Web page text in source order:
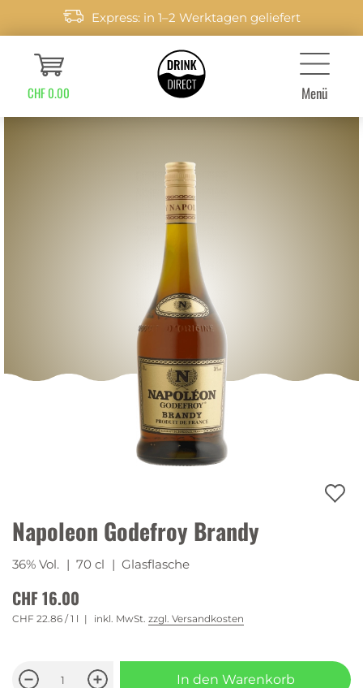
Express: in 1–2 Werktagen geliefert
CHF 0.00 Menü
Napoleon Godefroy Brandy
36% Vol. | 70 cl | Glasflasche
CHF 16.00
CHF 22.86 / 1 l inkl. MwSt. zzgl. Versandkosten
In den Warenkorb